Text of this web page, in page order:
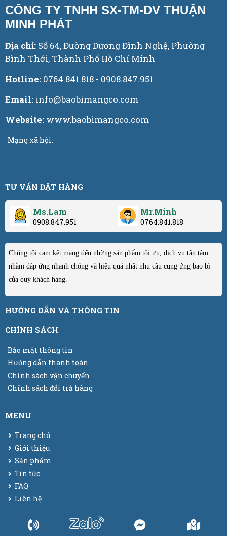
CÔNG TY TNHH SX-TM-DV THUẬN
MINH PHÁT
Địa chỉ: Số 64, Đường Dương Đình Nghệ, Phường
Bình Thới, Thành Phố Hồ Chí Minh
Hotline: 0764.841.818 - 0908.847.951
Email: info@baobimangco.com
Website: www.baobimangco.com
Mạng xã hội:
TƯ VẤN ĐẶT HÀNG
Ms.Lam
0908.847.951
Mr.Minh
0764.841.818
Chúng tôi cam kết mang đến những sản phẩm tối ưu, dịch vụ tận tâm
nhằm đáp ứng nhanh chóng và hiệu quả nhất nhu cầu cung ứng bao bì
của quý khách hàng.
HƯỚNG DẪN VÀ THÔNG TIN
CHÍNH SÁCH
Bảo mật thông tin
Hướng dẫn thanh toán
Chính sách vận chuyển
Chính sách đổi trả hàng
MENU
Trang chủ
Giới thiệu
Sản phẩm
Tin tức
FAQ
Liên hệ
Bao bì màng co